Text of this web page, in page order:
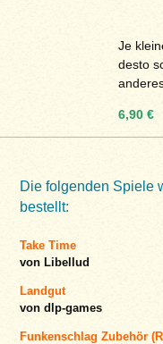
Je
desto
6,90 €
Die folgenden Spiele
bestellt:
Take Time
von Libellud
Landgut
von dlp-games
Funkenschlag Zubehör